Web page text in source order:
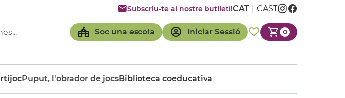
Soc una escola Iniciar Sessió 0
Subscriu-te al nostre butlletí!CAT CAST
Puput, l'obrador de jocsBiblioteca coeducativa